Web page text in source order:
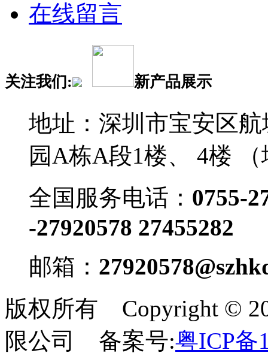
在线留言
关注我们: 新产品展示
地址：深圳市宝安区
园A栋A段1楼、 4楼
全国服务电话： 0755-
-27920578 27455282
邮箱：
版权所有 Copyright ©
限公司 备案号:粤ICP备